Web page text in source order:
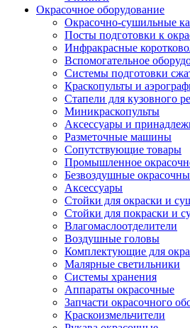
Окрасочное оборудование
Окрасочно-сушильные
Посты подготовки к
Инфракрасные
Вспомогательное
Системы подготовки
Краскопульты и
Стапели для кузовного
Миникраскопульты
Аксессуары и
Разметочные машины
Сопутствующие товары
Промышленное
Безвоздушные
Аксессуары
Стойки для окраски и
Стойки для покраски и
Влагомаслоотделители
Воздушные головы
Комплектующие для
Малярные светильники
Системы хранения
Аппараты окрасочные
Запчасти окрасочного
Краскоизмельчители